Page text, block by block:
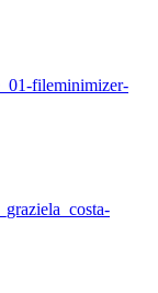
fileminimizer-